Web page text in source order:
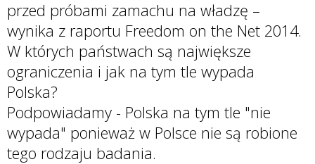
przed próbami zamachu na władzę –
wynika z raportu Freedom on the Net 2014.
W których państwach są największe
ograniczenia i jak na tym tle wypada
Polska?
Podpowiadamy - Polska na tym tle "nie
wypada" ponieważ w Polsce nie są robione
tego rodzaju badania.